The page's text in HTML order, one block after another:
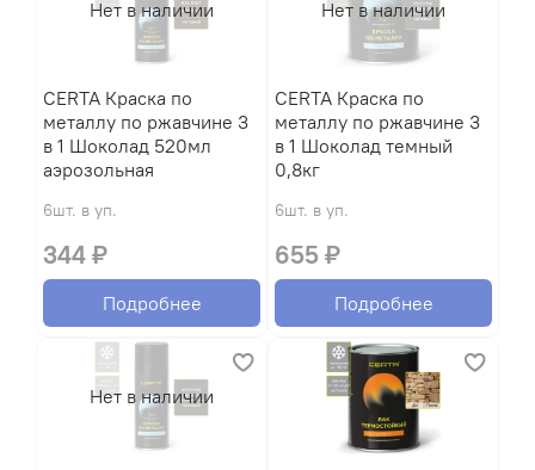
Нет в наличии
CERTA Краска по
металлу по ржавчине 3
в 1 Шоколад 520мл
аэрозольная
6шт. в уп.
344 ₽
Подробнее
Нет в наличии
CERTA Краска по
металлу по ржавчине 3
в 1 Шоколад темный
0,8кг
6шт. в уп.
655 ₽
Подробнее
Нет в наличии